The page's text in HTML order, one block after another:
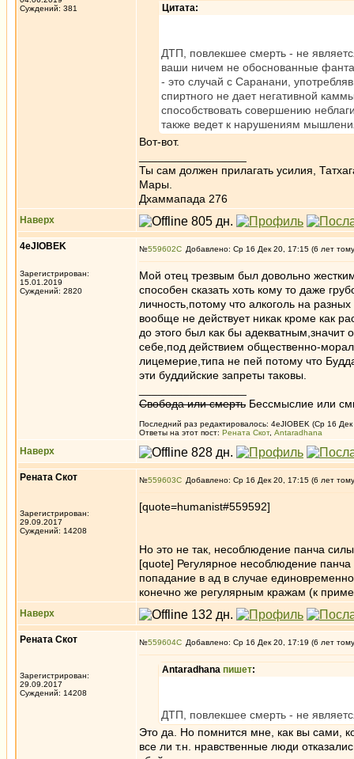
Суждений: 381
Цитата:
ДТП, повлекшее смерть - не
ваши ничем не обоснованные
- это случай с Саранани,
спиртного не дает негативной
способствовать совершению
также ведет к нарушениям
Вот-вот.
Ты сам должен прилагать усилия,
Мары.
Дхаммапада 276
Наверх
4eJIOBEK
Зарегистрирован:
15.01.2019
Суждений: 2820
№559602 Добавлено: Ср 16 Дек 20, 17:15 (6 лет
Мой отец трезвым был довольно
способен сказать хоть кому то даже
личность,потому что алкоголь на
вообще не действует никак кроме как
до этого был как бы адекватным,значит
себе,под действием общественно-
лицемерие,типа не пей потому что
эти буддийские запреты таковы.
Свобода или смерть Бессмыслие или
Последний раз редактировалось: 4eJIOBEK (Ср 16
Ответы на этот пост: Рената Скот, Antaradhana
Наверх
Рената Скот
Зарегистрирован:
29.09.2017
Суждений: 14208
№559603 Добавлено: Ср 16 Дек 20, 17:15 (6 лет
[quote=humanist#559592]
Но это не так, несоблюдение панча
[quote] Регулярное несоблюдение
попадание в ад в случае
конечно же регулярным кражам (к
Наверх
Рената Скот
Зарегистрирован:
29.09.2017
Суждений: 14208
№559604 Добавлено: Ср 16 Дек 20, 17:19 (6 лет
Antaradhana пишет:
ДТП, повлекшее смерть - не
Это да. Но помнится мне, как вы сами,
все ли т.н. нравственные люди